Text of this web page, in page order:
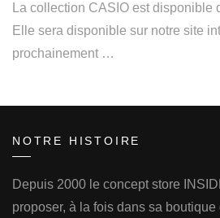
La collection CASIO est disponible
Elle sera disponible sur notre site
prochainement …
NOTRE HISTOIRE
Depuis 2000 le concept store
proposer, à la fois dans sa